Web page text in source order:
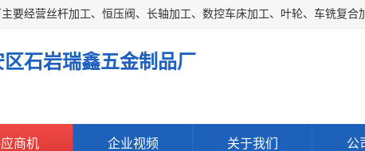
石岩瑞鑫五金制品厂
商机 企业视频 关于我们 公